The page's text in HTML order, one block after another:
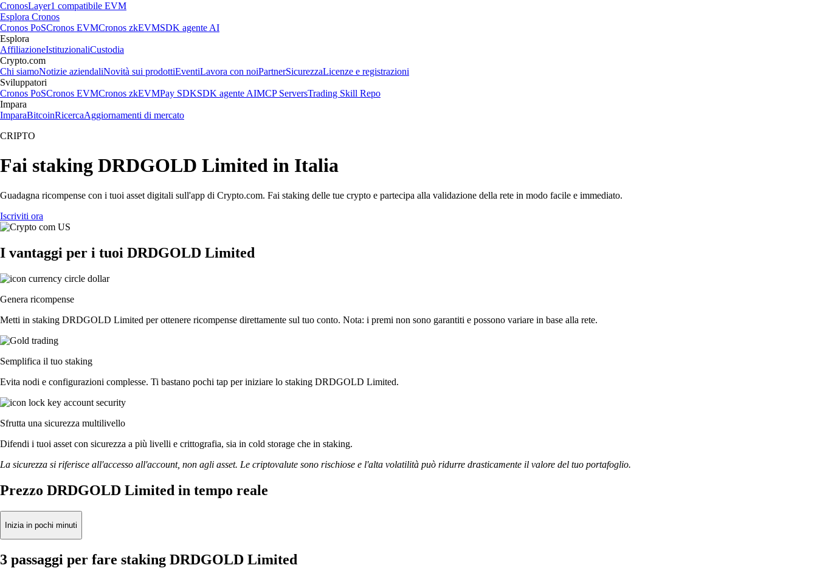
CronosLayer1 compatibile EVM
Esplora Cronos
Cronos PoSCronos EVMCronos zkEVMSDK agente AI
Esplora
AffiliazioneIstituzionaliCustodia
Crypto.com
Chi siamoNotizie aziendaliNovità sui prodottiEventiLavora con noiPartnerSicurezzaLicenze e registrazioni
Sviluppatori
Cronos PoSCronos EVMCronos zkEVMPay SDKSDK agente AIMCP ServersTrading Skill Repo
Impara
ImparaBitcoinRicercaAggiornamenti di mercato
CRIPTO
Fai staking DRDGOLD Limited in Italia
Guadagna ricompense con i tuoi asset digitali sull'app di Crypto.com. Fai staking delle tue crypto e partecipa alla validazione della rete in modo facile e immediato.
Iscriviti ora
I vantaggi per i tuoi DRDGOLD Limited
Genera ricompense
Metti in staking DRDGOLD Limited per ottenere ricompense direttamente sul tuo conto. Nota: i premi non sono garantiti e possono variare in base alla rete.
Semplifica il tuo staking
Evita nodi e configurazioni complesse. Ti bastano pochi tap per iniziare lo staking DRDGOLD Limited.
Sfrutta una sicurezza multilivello
Difendi i tuoi asset con sicurezza a più livelli e crittografia, sia in cold storage che in staking.
La sicurezza si riferisce all'accesso all'account, non agli asset. Le criptovalute sono rischiose e l'alta volatilità può ridurre drasticamente il valore del tuo portafoglio.
Prezzo DRDGOLD Limited in tempo reale
Inizia in pochi minuti
3 passaggi per fare staking DRDGOLD Limited